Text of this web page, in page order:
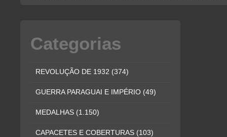
Categorias
REVOLUÇÃO DE 1932 (374)
GUERRA PARAGUAI E IMPÉRIO (49)
MEDALHAS (1.150)
CAPACETES E COBERTURAS (103)